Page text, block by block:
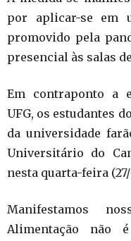
por aplicar-se em
promovido pela
presencial às salas
Em contraponto a
UFG, os estudantes
da universidade
Universitário do
nesta quarta-feira (27/
Manifestamos
Alimentação não